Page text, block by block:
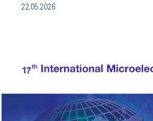
22.05.2026